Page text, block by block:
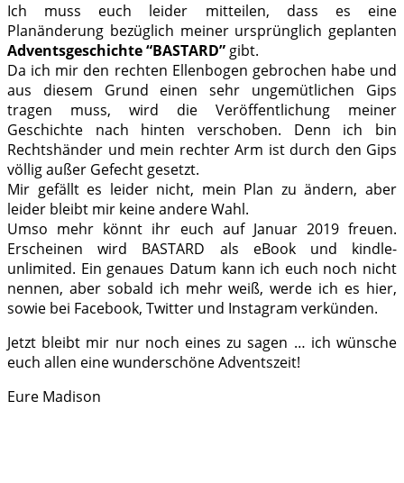
Ich muss euch leider mitteilen, dass es eine
Planänderung bezüglich meiner ursprünglich geplanten
Adventsgeschichte “BASTARD” gibt.
Da ich mir den rechten Ellenbogen gebrochen habe und
aus diesem Grund einen sehr ungemütlichen Gips
tragen muss, wird die Veröffentlichung meiner
Geschichte nach hinten verschoben. Denn ich bin
Rechtshänder und mein rechter Arm ist durch den Gips
völlig außer Gefecht gesetzt.
Mir gefällt es leider nicht, mein Plan zu ändern, aber
leider bleibt mir keine andere Wahl.
Umso mehr könnt ihr euch auf Januar 2019 freuen.
Erscheinen wird BASTARD als eBook und kindle-
unlimited. Ein genaues Datum kann ich euch noch nicht
nennen, aber sobald ich mehr weiß, werde ich es hier,
sowie bei Facebook, Twitter und Instagram verkünden.
Jetzt bleibt mir nur noch eines zu sagen … ich wünsche
euch allen eine wunderschöne Adventszeit!
Eure Madison